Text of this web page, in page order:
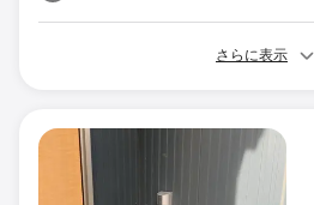
さらに表示